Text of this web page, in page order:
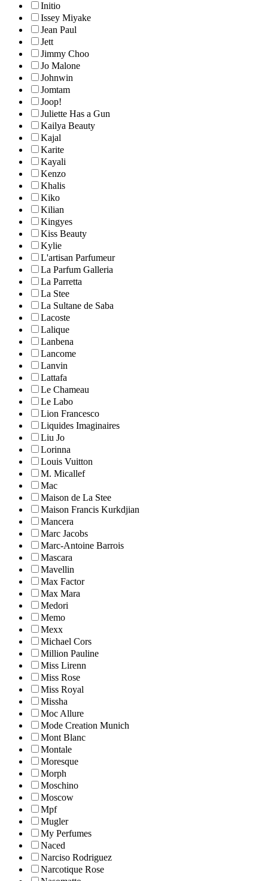
Initio
Issey Miyake
Jean Paul
Jett
Jimmy Choo
Jo Malone
Johnwin
Jomtam
Joop!
Juliette Has a Gun
Kailya Beauty
Kajal
Karite
Kayali
Kenzo
Khalis
Kiko
Kilian
Kingyes
Kiss Beauty
Kylie
L'artisan Parfumeur
La Parfum Galleria
La Parretta
La Stee
La Sultane de Saba
Lacoste
Lalique
Lanbena
Lancome
Lanvin
Lattafa
Le Chameau
Le Labo
Lion Francesco
Liquides Imaginaires
Liu Jo
Lorinna
Louis Vuitton
M. Micallef
Mac
Maison de La Stee
Maison Francis Kurkdjian
Mancera
Marc Jacobs
Marc-Antoine Barrois
Mascara
Mavellin
Max Factor
Max Mara
Medori
Memo
Mexx
Michael Cors
Million Pauline
Miss Lirenn
Miss Rose
Miss Royal
Missha
Moc Allure
Mode Creation Munich
Mont Blanc
Montale
Moresque
Morph
Moschino
Moscow
Mpf
Mugler
My Perfumes
Naced
Narciso Rodriguez
Narcotique Rose